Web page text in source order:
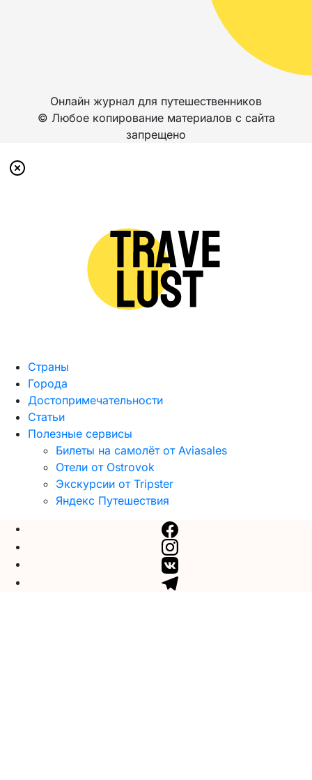
Онлайн журнал для путешественников
© Любое копирование материалов с сайта
запрещено
Страны
Города
Достопримечательности
Статьи
Полезные сервисы
Билеты на самолёт от Aviasales
Отели от Ostrovok
Экскурсии от Tripster
Яндекс Путешествия